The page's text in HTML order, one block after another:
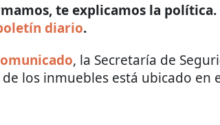
te explicamos la política.
diario.
, la Secretaría de
los inmuebles está ubicado en